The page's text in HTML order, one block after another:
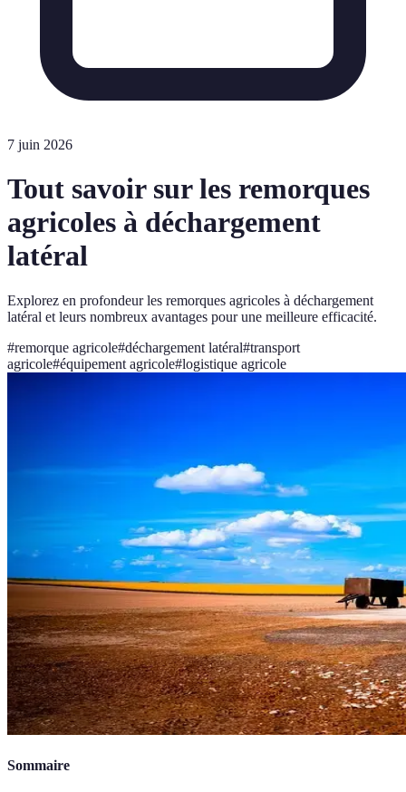
7 juin 2026
Tout savoir sur les remorques
agricoles à déchargement
latéral
Explorez en profondeur les remorques agricoles à déchargement
latéral et leurs nombreux avantages pour une meilleure efficacité.
#remorque agricole#déchargement latéral#transport
agricole#équipement agricole#logistique agricole
Sommaire